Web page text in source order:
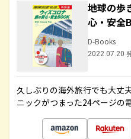
地球の歩
心・安全
D-Books
2022.07.20
久しぶりの海外旅行でも大丈
ニックがつまった24ページの